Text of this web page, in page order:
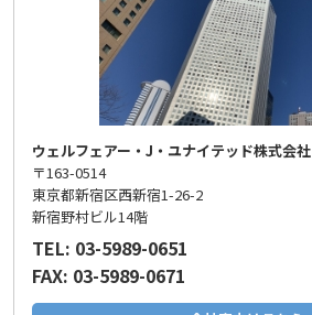
ウェルフェアー・J・ユナイテッド株式会社
〒163-0514
東京都新宿区西新宿1-26-2
新宿野村ビル14階
TEL: 03-5989-0651
FAX: 03-5989-0671